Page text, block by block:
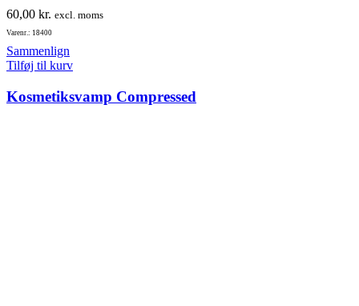
60,00 kr. excl. moms
Varenr.: 18400
Sammenlign
Tilføj til kurv
Kosmetiksvamp Compressed